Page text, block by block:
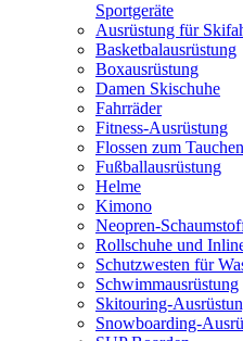
Sportgeräte
Ausrüstung für
Basketbalausrüstung
Boxausrüstung
Damen Skischuhe
Fahrräder
Fitness-Ausrüstung
Flossen zum
Fußballausrüstung
Helme
Kimono
Neopren-
Rollschuhe und
Schutzwesten für
Schwimmausrüstung
Skitouring-
Snowboarding-